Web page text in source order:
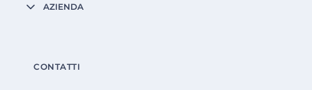
AZIENDA
CONTATTI